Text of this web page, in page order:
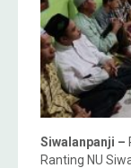
Siwalanpanji –
Ranting NU